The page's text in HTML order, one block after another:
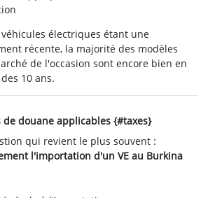
véhicules électriques étant une
récente, la majorité des modèles
de l'occasion sont encore bien en
10 ans.
de douane applicables {#taxes}
qui revient le plus souvent :
l'importation d'un VE au Burkina